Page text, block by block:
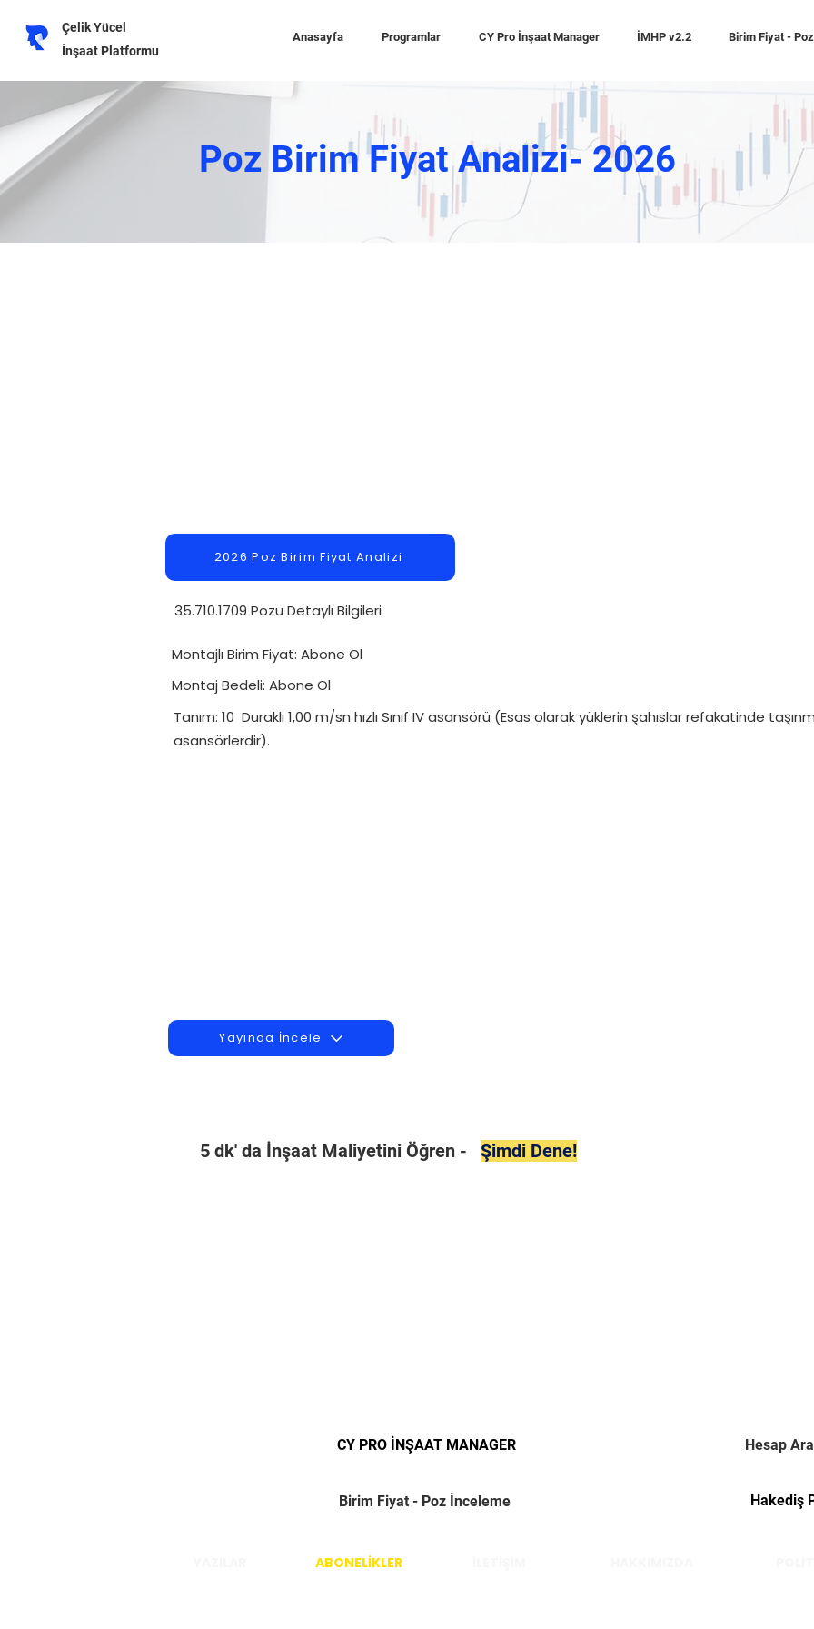
Çelik Yücel
İnşaat Platformu
Anasayfa Programlar CY Pro İnşaat Manager İMHP v2.2 Birim Fiyat - Poz
Poz Birim Fiyat Analizi- 2026
2026 Poz Birim Fiyat Analizi
35.710.1709 Pozu Detaylı Bilgileri
Montajlı Birim Fiyat: Abone Ol
Montaj Bedeli: Abone Ol
Tanım: 10 Duraklı 1,00 m/sn hızlı Sınıf IV asansörü (Esas olarak yüklerin şahıslar refakatinde
asansörlerdir).
Yayında İncele
5 dk' da İnşaat Maliyetini Öğren - Şimdi Dene!
CY PRO İNŞAAT MANAGER Hesap
Birim Fiyat - Poz İnceleme Hakediş
ABONELİKLER